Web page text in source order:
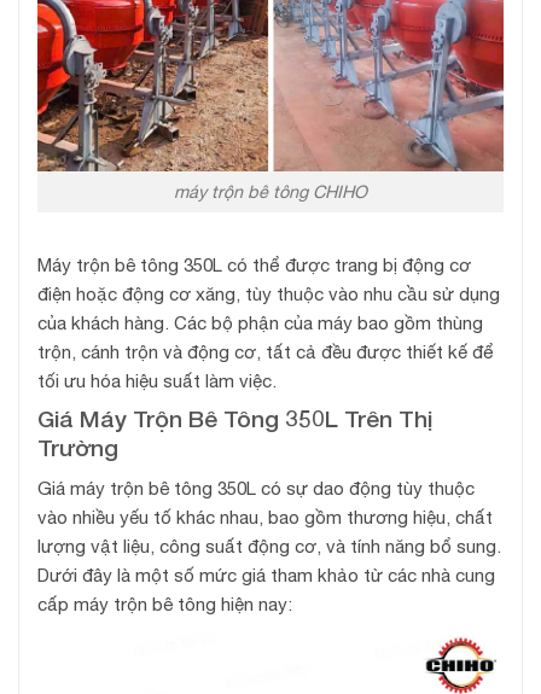
máy trộn bê tông CHIHO
Máy trộn bê tông 350L có thể được trang bị động cơ
điện hoặc động cơ xăng, tùy thuộc vào nhu cầu sử dụng
của khách hàng. Các bộ phận của máy bao gồm thùng
trộn, cánh trộn và động cơ, tất cả đều được thiết kế để
tối ưu hóa hiệu suất làm việc.
Giá Máy Trộn Bê Tông 350L Trên Thị
Trường
Giá máy trộn bê tông 350L có sự dao động tùy thuộc
vào nhiều yếu tố khác nhau, bao gồm thương hiệu, chất
lượng vật liệu, công suất động cơ, và tính năng bổ sung.
Dưới đây là một số mức giá tham khảo từ các nhà cung
cấp máy trộn bê tông hiện nay: